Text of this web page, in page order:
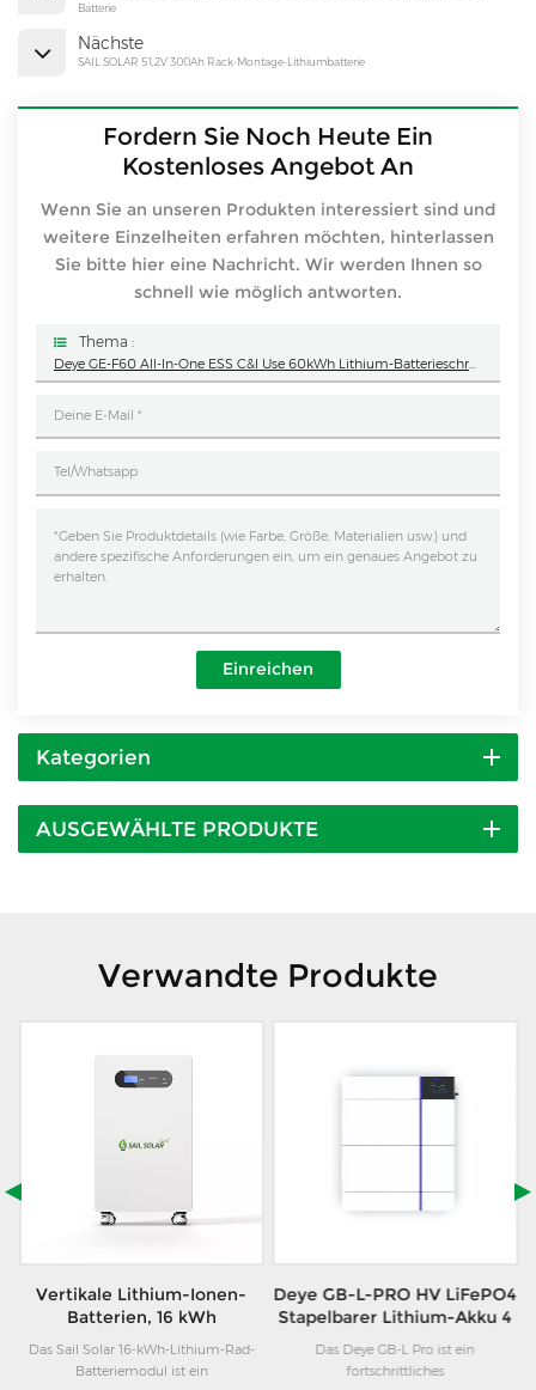
Batterie
Nächste
SAIL SOLAR 51,2V 300Ah Rack-Montage-Lithiumbatterie
Fordern Sie Noch Heute Ein
Kostenloses Angebot An
Wenn Sie an unseren Produkten interessiert sind und
weitere Einzelheiten erfahren möchten, hinterlassen
Sie bitte hier eine Nachricht. Wir werden Ihnen so
schnell wie möglich antworten.
Thema :
Deye GE-F60 All-In-One ESS C&I Use 60kWh Lithium-Batterieschrank Solarenergiespeichersystem Für Den Außenbereich 51,2V 100Ah
Einreichen
Kategorien
AUSGEWÄHLTE PRODUKTE
Verwandte Produkte
Vertikale Lithium-Ionen-
Batterien, 16 kWh
Das Sail Solar 16-kWh-Lithium-Rad-
Batteriemodul ist ein
Deye GB-L-PRO HV LiFePO4
Stapelbarer Lithium-Akku 4
Heimspeichersysteme für
Das Deye GB-L Pro ist ein
fortschrittliches